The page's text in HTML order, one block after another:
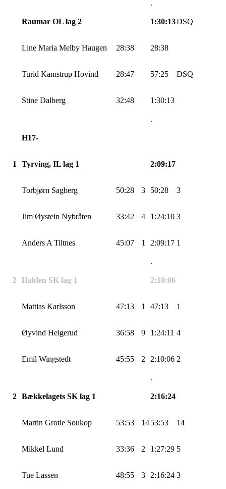
.
Raumar OL lag 2 1:30:13DSQ
Line Maria Melby Haugen 28:38 28:38
Turid Kamstrup Hovind 28:47 57:25 DSQ
Stine Dalberg 32:48 1:30:13
.
H17-
1 Tyrving, IL lag 1 2:09:17
Torbjørn Sagberg 50:28 3 50:28 3
Jim Øystein Nybråten 33:42 4 1:24:10 3
Anders A Tiltnes 45:07 1 2:09:17 1
.
2 Halden SK lag 1 2:10:06
Mattias Karlsson 47:13 1 47:13 1
Øyvind Helgerud 36:58 9 1:24:11 4
Emil Wingstedt 45:55 2 2:10:06 2
.
2 Bækkelagets SK lag 1 2:16:24
Martin Grotle Soukop 53:53 1453:53 14
Mikkel Lund 33:36 2 1:27:29 5
Tue Lassen 48:55 3 2:16:24 3